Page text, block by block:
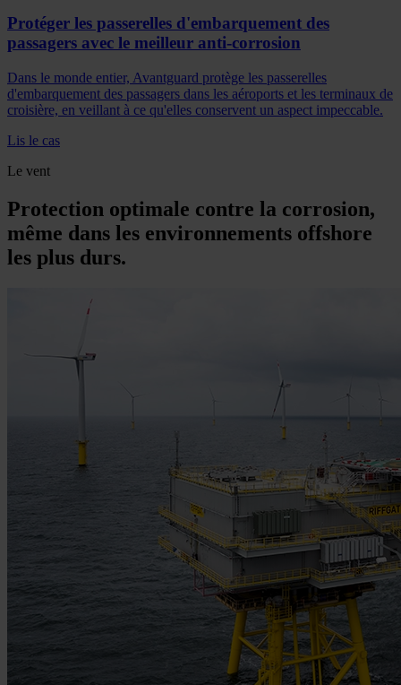
Protéger les passerelles d'embarquement des
passagers avec le meilleur anti-corrosion
Dans le monde entier, Avantguard protège les passerelles
d'embarquement des passagers dans les aéroports et les terminaux de
croisière, en veillant à ce qu'elles conservent un aspect impeccable.
Lis le cas
Le vent
Protection optimale contre la corrosion,
même dans les environnements offshore
les plus durs.